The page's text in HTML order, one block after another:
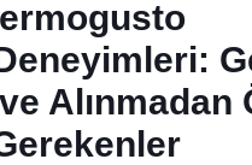
Alınmadan